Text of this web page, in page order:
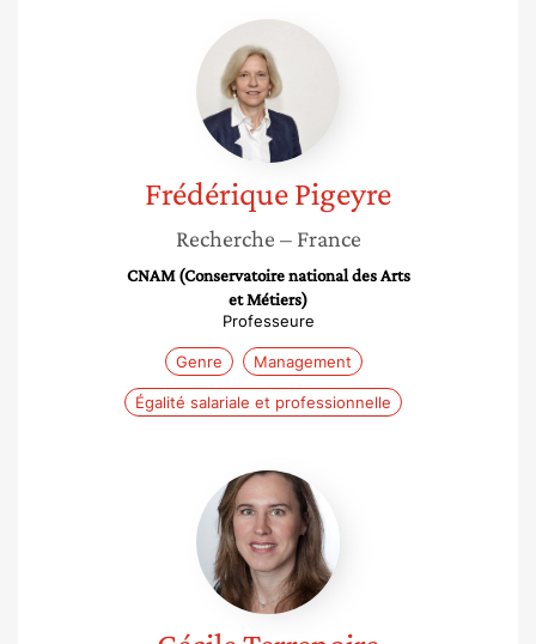
Frédérique
Pigeyre
FrédériquePigeyre
Recherche – France
CNAM (Conservatoire national des Arts
et Métiers)
Professeure
Genre Management
Égalité salariale et professionnelle
Cécile
Terrenoire